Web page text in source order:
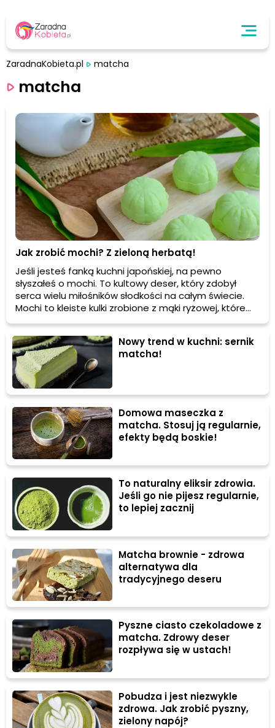
ZaradnaKobieta.pl matcha
matcha
Jak zrobić mochi? Z zieloną herbatą!
Jeśli jesteś fanką kuchni japońskiej, na pewno
słyszałeś o mochi. To kultowy deser, który zdobył
serca wielu miłośników słodkości na całym świecie.
Mochi to kleiste kulki zrobione z mąki ryżowej, które
często są nadziewane różnymi smakołykami. Jednym
z najpopularniejszych wariantów jest mochi z zieloną
herbatą, który zachwyca swoim unikalnym smakiem i
konsystencją. Jeśli chcesz nauczyć się, jak zrobić
mochi w domu, to ten artykuł jest dla Ciebie!
Nowy trend w kuchni: sernik
matcha!
Domowa maseczka z
matcha. Stosuj ją regularnie,
efekty będą boskie!
To naturalny eliksir zdrowia.
Jeśli go nie pijesz regularnie,
to lepiej zacznij
Matcha brownie - zdrowa
alternatywa dla
tradycyjnego deseru
Pyszne ciasto czekoladowe z
matcha. Zdrowy deser
rozpływa się w ustach!
Pobudza i jest niezwykle
zdrowa. Jak zrobić pyszny,
zielony napój?